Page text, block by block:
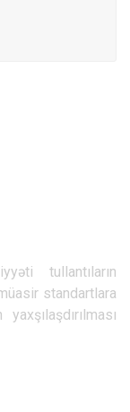
tullantıların
standartlara